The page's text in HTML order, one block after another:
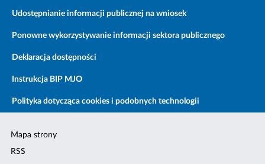
Udostępnianie informacji publicznej na wniosek
Ponowne wykorzystywanie informacji sektora publicznego
Deklaracja dostępności
Instrukcja BIP MJO
Polityka dotycząca cookies i podobnych technologii
Mapa strony
RSS